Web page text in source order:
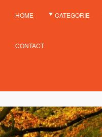
HOME CATEGORIE
CONTACT